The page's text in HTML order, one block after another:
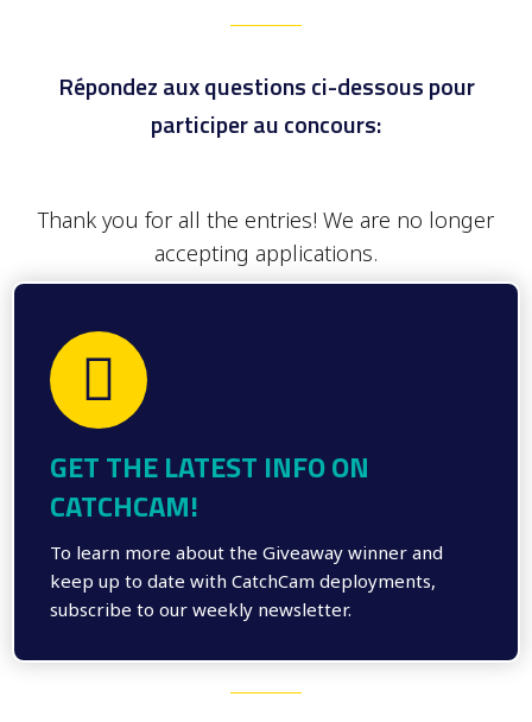
Répondez aux questions ci-dessous pour
participer au concours:
Thank you for all the entries! We are no longer
accepting applications.
GET THE LATEST INFO ON
CATCHCAM!
To learn more about the Giveaway winner and
keep up to date with CatchCam deployments,
subscribe to our weekly newsletter.